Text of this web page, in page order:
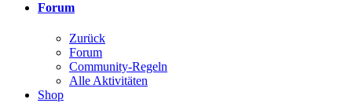
Forum
Zurück
Forum
Community-Regeln
Alle Aktivitäten
Shop